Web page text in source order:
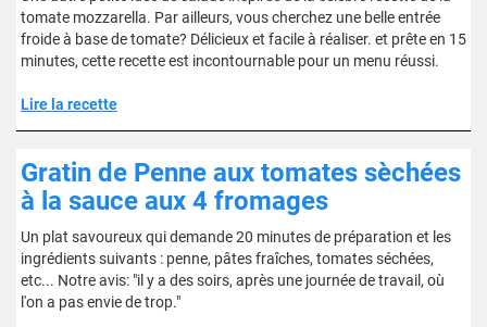
tomate mozzarella. Par ailleurs, vous cherchez une belle entrée
froide à base de tomate? Délicieux et facile à réaliser. et prête en 15
minutes, cette recette est incontournable pour un menu réussi.
Lire la recette
Gratin de Penne aux tomates sèchées
à la sauce aux 4 fromages
Un plat savoureux qui demande 20 minutes de préparation et les
ingrédients suivants : penne, pâtes fraîches, tomates séchées,
etc... Notre avis: "il y a des soirs, après une journée de travail, où
l'on a pas envie de trop."